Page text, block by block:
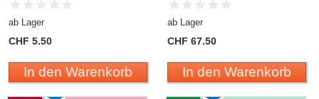
ab Lager
CHF 5.50
In den Warenkorb
ab Lager
CHF 67.50
In den Warenkorb